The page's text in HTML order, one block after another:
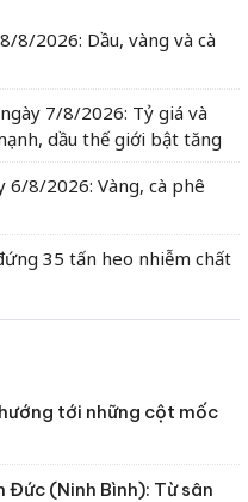
8/2026: Dầu, vàng và cà
7/8/2026: Tỷ giá và
dầu thế giới bật tăng
6/8/2026: Vàng, cà phê
35 tấn heo nhiễm chất
tới những cột mốc
(Ninh Bình): Từ sân